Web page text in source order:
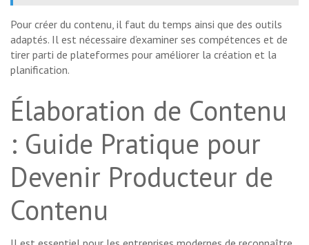
Pour créer du contenu, il faut du temps ainsi que des outils
adaptés. Il est nécessaire d’examiner ses compétences et de
tirer parti de plateformes pour améliorer la création et la
planification.
Élaboration de Contenu
: Guide Pratique pour
Devenir Producteur de
Contenu